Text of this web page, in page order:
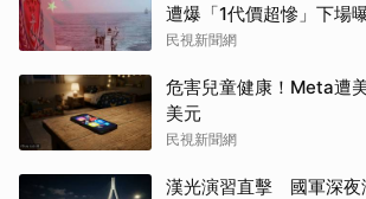
遭爆「1代價超慘」下場
民視新聞網
危害兒童健康！Meta遭
美元
民視新聞網
漢光演習直擊 國軍深夜